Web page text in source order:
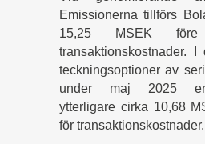
Emissionerna tillförs
15,25 MSEK
transaktionskostnader.
teckningsoptioner av
under maj 2025
ytterligare cirka 10,68
för transaktionskostnader.